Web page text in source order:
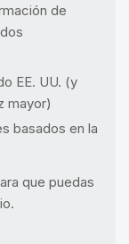
de
EE. UU. (y
mayor)
basados en la
que puedas